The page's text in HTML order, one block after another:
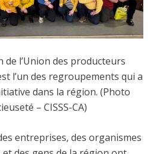
de l’Union des producteurs
l’un des regroupements qui a
dans la région. (Photo
– CISSS-CA)
entreprises, des organismes